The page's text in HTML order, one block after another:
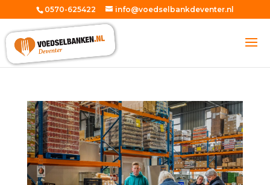
0570-625422 info@voedselbankdeventer.nl